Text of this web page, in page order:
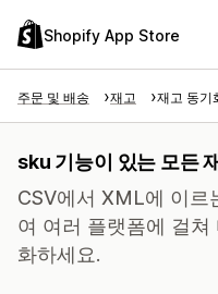
Shopify App Store
주문 및 배송 재고 재고 동기
sku 기능이 있는 모든
CSV에서 XML에 이르
여 여러 플랫폼에 걸쳐
화하세요.